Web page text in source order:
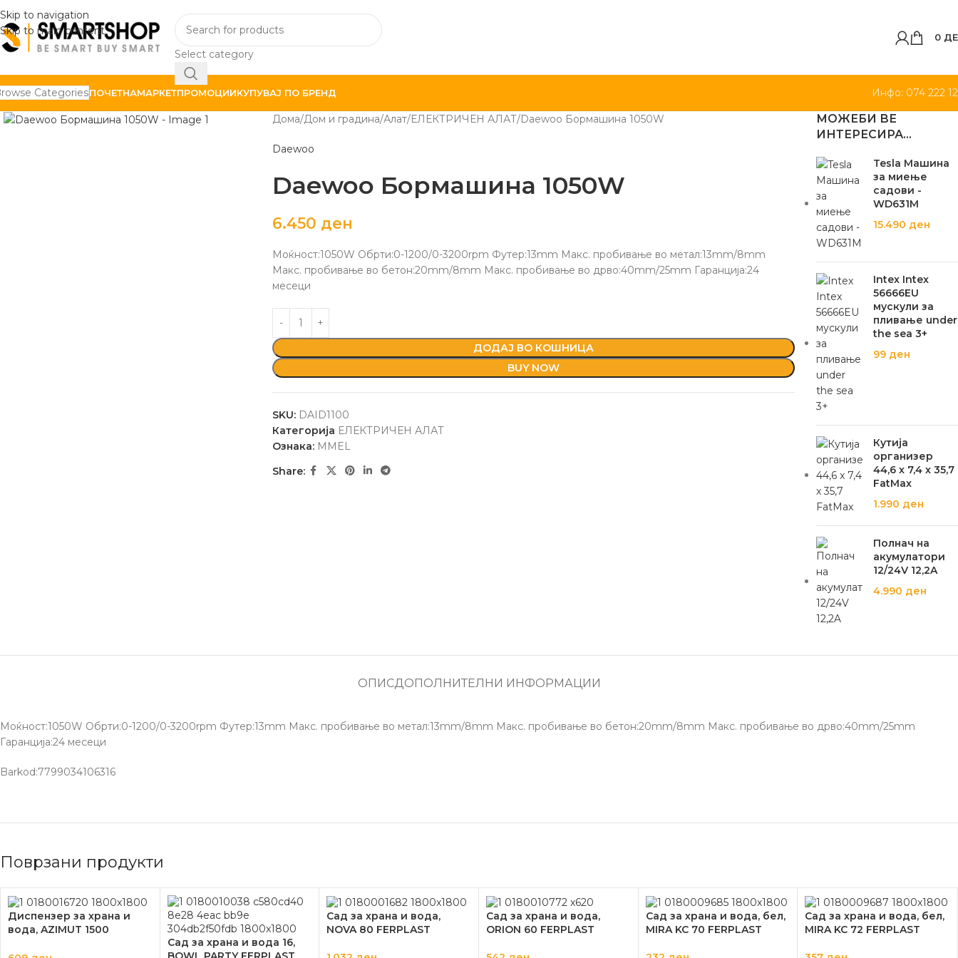
Skip to navigation
Skip to main content
Select category
0
CategoriesПОЧЕТНАМАРКЕТПРОМОЦИИКУПУВАЈ ПО БРЕНД Инфо: 074 222
Click to enlarge
Дома Дом и градина Алат ЕЛЕКТРИЧЕН АЛАТ Daewoo Бормашина 1050W
Daewoo
Daewoo Бормашина 1050W
6.450 ден
Моќност:1050W Обрти:0-1200/0-3200rpm Футер:13mm Макс. пробивање во метал:13mm/8mm
Макс. пробивање во бетон:20mm/8mm Макс. пробивање во дрво:40mm/25mm Гаранција:24
месеци
ДОДАЈ ВО КОШНИЦА
BUY NOW
SKU: DAID1100
Категорија ЕЛЕКТРИЧЕН АЛАТ
Ознака: MMEL
Share:
МОЖЕБИ ВЕ
ИНТЕРЕСИРА…
Tesla Машина
за миење
садови -
WD631M
15.490 ден
Intex Intex
56666EU
мускули за
пливање under
the sea 3+
99 ден
Кутија
организер
44,6 x 7,4 x 35,7
FatMax
1.990 ден
Полнач на
акумулатори
12/24V 12,2A
4.990 ден
ОПИСДОПОЛНИТЕЛНИ ИНФОРМАЦИИ
Моќност:1050W Обрти:0-1200/0-3200rpm Футер:13mm Макс. пробивање во метал:13mm/8mm Макс. пробивање во бетон:20mm/8mm Макс. пробивање во дрво:40mm/25mm
Гаранција:24 месеци
Barkod:7799034106316
Поврзани продукти
Диспензер за храна и
вода, AZIMUT 1500
Сад за храна и вода 16,
Сад за храна и вода,
NOVA 80 FERPLAST
Сад за храна и вода,
ORION 60 FERPLAST
Сад за храна и вода, бел,
MIRA KC 70 FERPLAST
Сад за храна и вода, бел,
MIRA KC 72 FERPLAST